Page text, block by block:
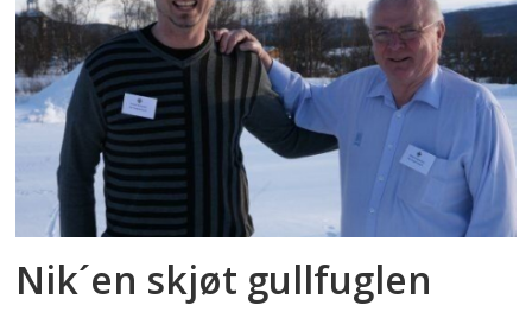
Nik´en skjøt gullfuglen